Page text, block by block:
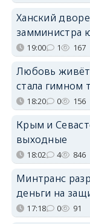
Ханский
замминистра
19:00 1 167
Любовь живёт
стала гимном
18:20 0 156
Крым и
выходные
18:02 4 846
Минтранс
деньги на
17:18 0 91